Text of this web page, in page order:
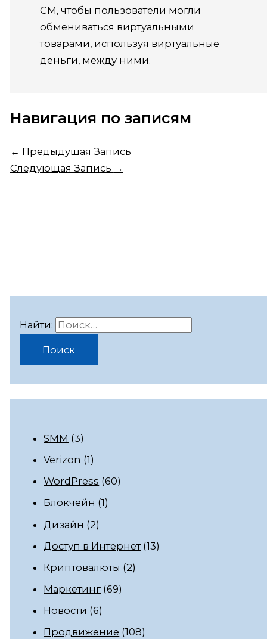
Найти:
SMM (3)
Verizon (1)
WordPress (60)
Блокчейн (1)
Дизайн (2)
Доступ в Интернет(13)
Криптовалюты (2)
Маркетинг (69)
Новости (6)
Продвижение (108)
CM, чтобы пользователи могли
обмениваться виртуальными
товарами, используя виртуальные
деньги, между ними.
Навигация по записям
← Предыдущая Запись
Следующая Запись →